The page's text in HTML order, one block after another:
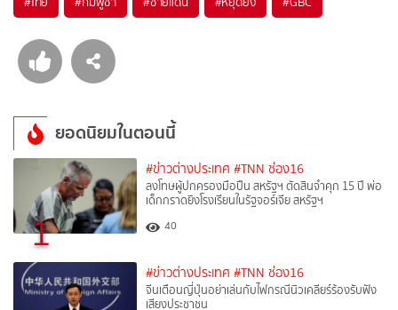
ยอดนิยมในตอนนี้
1
#ข่าวต่างประเทศ #TNN ช่อง16
ลงโทษผู้ปกครองมือปืน สหรัฐฯ ตัดสินจำคุก 15 ปี พ่อ
เด็กกราดยิงโรงเรียนในรัฐจอร์เจีย สหรัฐฯ
40
#ข่าวต่างประเทศ #TNN ช่อง16
จีนเตือนญี่ปุ่นอย่าเล่นกับไฟกรณีนิวเคลียร์ร้องรับฟัง
เสียงประชาชน